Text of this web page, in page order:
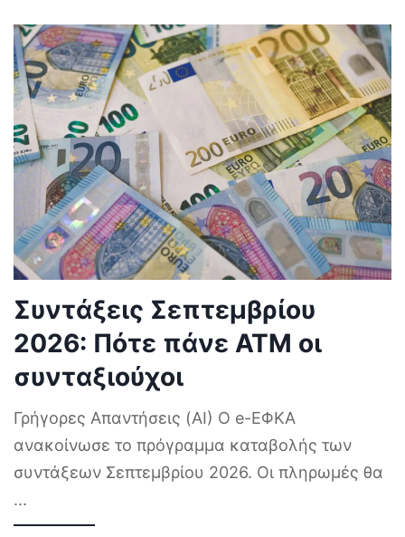
Συντάξεις Σεπτεμβρίου
2026: Πότε πάνε ΑΤΜ οι
συνταξιούχοι
Γρήγορες Απαντήσεις (AI) Ο e-ΕΦΚΑ
ανακοίνωσε το πρόγραμμα καταβολής των
συντάξεων Σεπτεμβρίου 2026. Οι πληρωμές θα
...